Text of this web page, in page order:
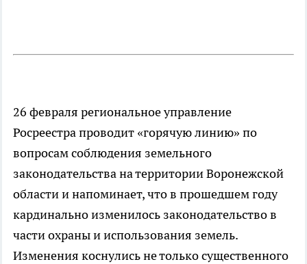
26 февраля региональное управление
Росреестра проводит «горячую линию» по
вопросам соблюдения земельного
законодательства на территории Воронежской
области и напоминает, что в прошедшем году
кардинально изменилось законодательство в
части охраны и использования земель.
Изменения коснулись не только существенного